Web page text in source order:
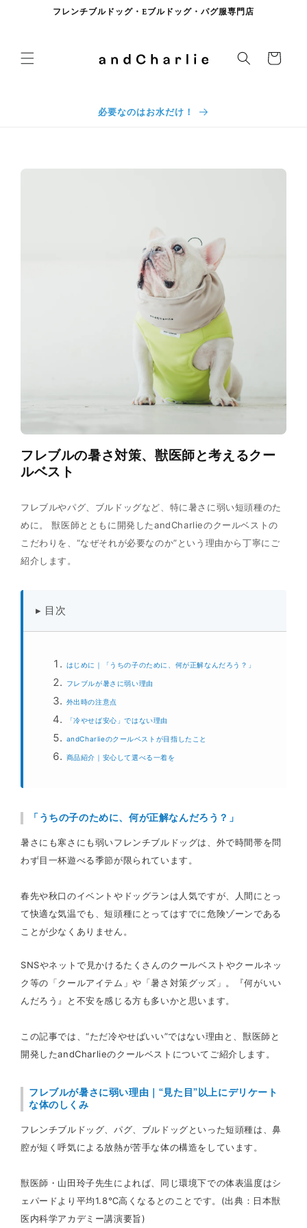
ンテンツに進むフレンチブルドッグ・Eブルドッグ・パグ服専門店
カート
必要なのはお水だけ！
フレブルの暑さ対策、獣医師と考えるクー
ルベスト
フレブルやパグ、ブルドッグなど、特に暑さに弱い短頭種のた
めに。 獣医師とともに開発したandCharlieのクールベストの
こだわりを、“なぜそれが必要なのか”という理由から丁寧にご
紹介します。
▸ 目次
はじめに｜「うちの子のために、何が正解なんだろう？」
フレブルが暑さに弱い理由
外出時の注意点
「冷やせば安心」ではない理由
andCharlieのクールベストが目指したこと
商品紹介｜安心して選べる一着を
「うちの子のために、何が正解なんだろう？」
暑さにも寒さにも弱いフレンチブルドッグは、外で時間帯を問
わず目一杯遊べる季節が限られています。
春先や秋口のイベントやドッグランは人気ですが、人間にとっ
て快適な気温でも、短頭種にとってはすでに危険ゾーンである
ことが少なくありません。
SNSやネットで見かけるたくさんのクールベストやクールネッ
ク等の「クールアイテム」や「暑さ対策グッズ」。『何がいい
んだろう』と不安を感じる方も多いかと思います。
この記事では、“ただ冷やせばいい”ではない理由と、獣医師と
開発したandCharlieのクールベストについてご紹介します。
フレブルが暑さに弱い理由｜“見た目”以上にデリケート
な体のしくみ
フレンチブルドッグ、パグ、ブルドッグといった短頭種は、鼻
腔が短く呼気による放熱が苦手な体の構造をしています。
獣医師・山田玲子先生によれば、同じ環境下での体表温度はシ
ェパードより平均1.8℃高くなるとのことです。(出典：日本獣
医内科学アカデミー講演要旨)